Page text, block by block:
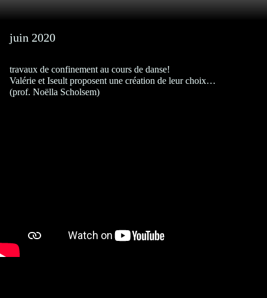
juin 2020
travaux de confinement au cours de danse!
Valérie et Iseult proposent une création de leur choix…
(prof. Noëlla Scholsem)